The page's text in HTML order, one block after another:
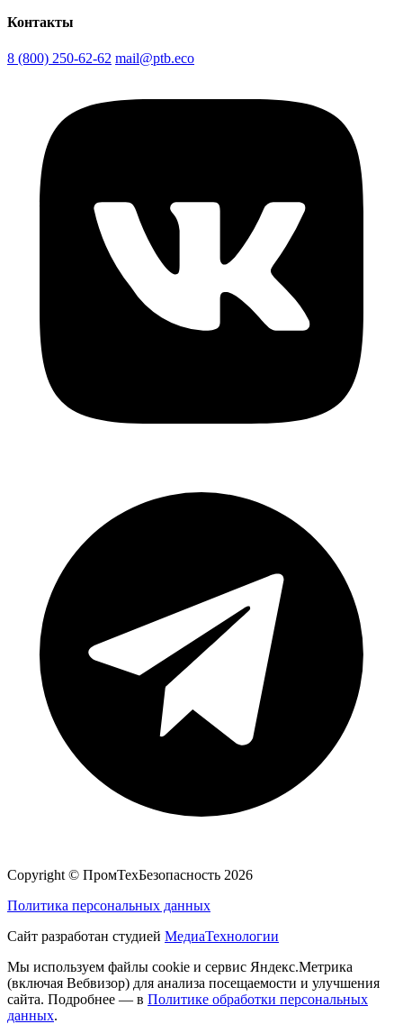
Контакты
8 (800) 250-62-62 mail@ptb.eco
Copyright © ПромТехБезопасность 2026
Политика персональных данных
Сайт разработан студией МедиаТехнологии
Мы используем файлы cookie и сервис Яндекс.Метрика
(включая Вебвизор) для анализа посещаемости и улучшения
сайта. Подробнее — в Политике обработки персональных
данных.